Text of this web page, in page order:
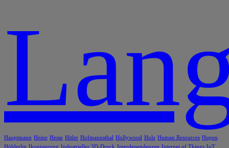
Hauptmann Heine Hesse Hitler Hofmannsthal Hollywood Holz Human Resources Hupen
Hölderlin Ikonisierung Industrieller 3D-Druck Interdependenzen Internet of Things IoT